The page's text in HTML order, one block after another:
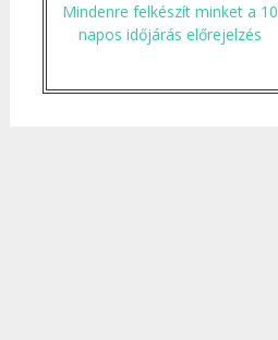
Mindenre felkészít minket a 10
napos időjárás előrejelzés